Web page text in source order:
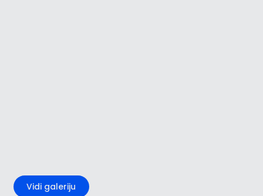
Vidi galeriju